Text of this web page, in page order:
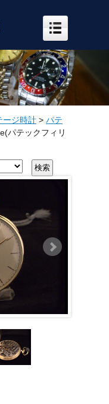
ージ時計 > パテ
パテックフィリ